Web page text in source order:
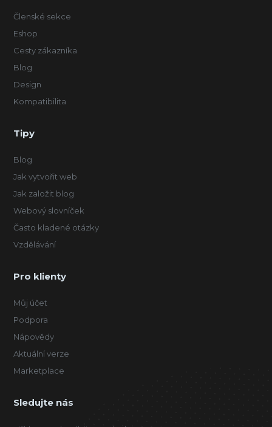
Členské sekce
Eshop
Cesty zákazníka
Blog
Design
Kompatibilita
Tipy
Blog
Jak vytvořit web
Jak založit blog
Webový slovníček
Často kladené otázky
Vzdělávání
Pro klienty
Můj účet
Podpora
Nápovědy
Aktuální verze
Marketplace
Sledujte nás